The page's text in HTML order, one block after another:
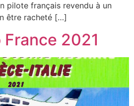
pilote français revendu à un
être racheté […]
France 2021